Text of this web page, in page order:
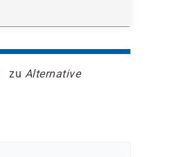
zu Alternative